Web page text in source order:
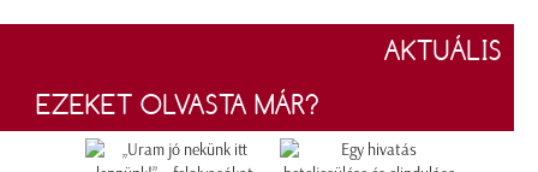
AKTUÁLIS
EZEKET OLVASTA MÁR?